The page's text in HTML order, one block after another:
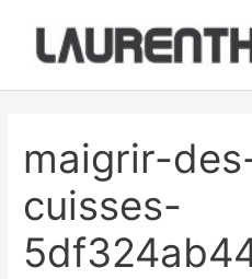
contenu
maigrir-
cuisses-
articles